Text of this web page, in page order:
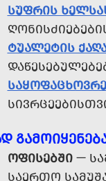
ᲡᲣᲤᲠᲘᲡ
ᲢᲣᲐᲚᲔᲢᲘᲡ
ᲝᲤᲘᲡᲔᲑᲨᲘ—
ᲡᲐᲔᲠᲗᲝ